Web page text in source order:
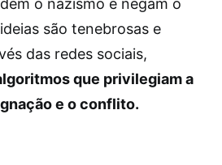
o nazismo e negam o
são tenebrosas e
das redes sociais,
que privilegiam a
e o conflito.